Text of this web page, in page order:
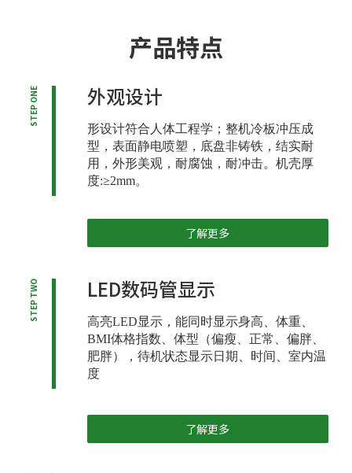
产品特点
STEP ONE 外观设计
形设计符合人体工程学；整机冷板冲压成
型，表面静电喷塑，底盘非铸铁，结实耐
用，外形美观，耐腐蚀，耐冲击。机壳厚
度:≥2mm。
了解更多
STEP TWO LED数码管显示
高亮LED显示，能同时显示身高、体重、
BMI体格指数、体型（偏瘦、正常、偏胖、
肥胖），待机状态显示日期、时间、室内温
度
了解更多